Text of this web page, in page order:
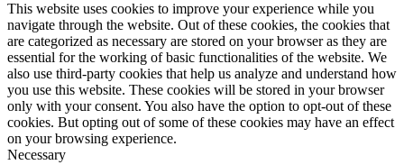
This website uses cookies to improve your experience while you
navigate through the website. Out of these cookies, the cookies that
are categorized as necessary are stored on your browser as they are
essential for the working of basic functionalities of the website. We
also use third-party cookies that help us analyze and understand how
you use this website. These cookies will be stored in your browser
only with your consent. You also have the option to opt-out of these
cookies. But opting out of some of these cookies may have an effect
on your browsing experience.
Necessary